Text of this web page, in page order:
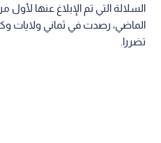
السلالة التي تم الإبلاغ عنها لأول
الماضي، رصدت في ثماني ولايات
تضررا.